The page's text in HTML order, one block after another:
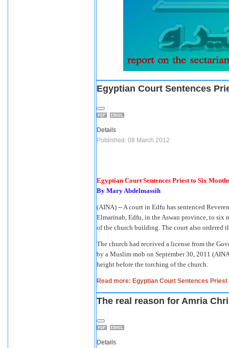
Egyptian Court Sentences
Details
Published: 08 March 2012
Egyptian Court Sentences Priest to Six
By Mary Abdelmassih
(AINA) -- A court in Edfu has sentenced
Elmarinab, Edfu, in the Aswan province, to
of the church building. The court also ordered
The church had received a license from the
by a Muslim mob on September 30, 2011
height before the torching of the church.
Read more: Egyptian Court Sentences
The real reason for Amria
Details